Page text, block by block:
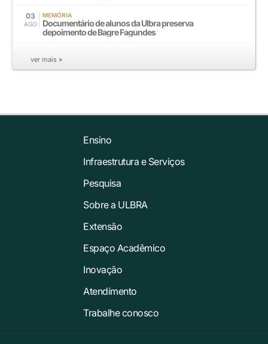
03
AGO
MEMÓRIA
Documentário de alunos da Ulbra preserva
depoimento de Bagre Fagundes
ver mais »
Ensino
Infraestrutura e Serviços
Pesquisa
Sobre a ULBRA
Extensão
Espaço Acadêmico
Inovação
Atendimento
Trabalhe conosco